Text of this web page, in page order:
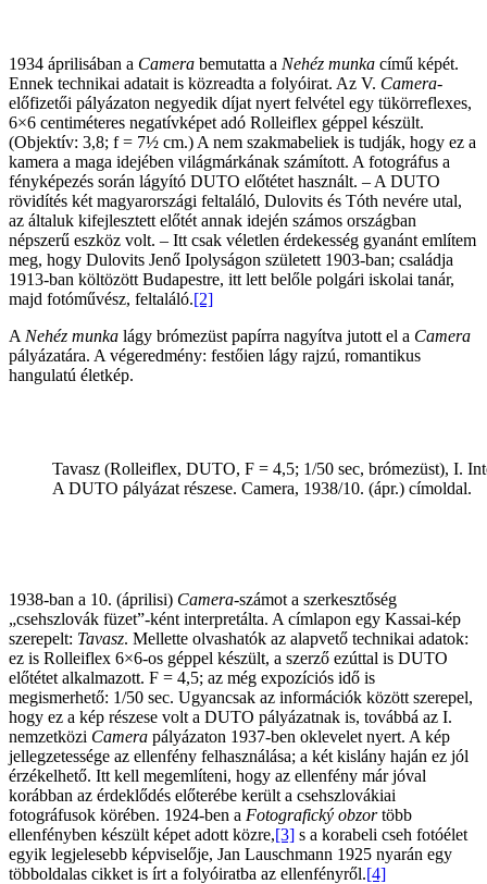
1934 áprilisában a Camera bemutatta a Nehéz munka című képét.
Ennek technikai adatait is közreadta a folyóirat. Az V. Camera-
előfizetői pályázaton negyedik díjat nyert felvétel egy tükörreflexes,
6×6 centiméteres negatívképet adó Rolleiflex géppel készült.
(Objektív: 3,8; f = 7½ cm.) A nem szakmabeliek is tudják, hogy ez a
kamera a maga idejében világmárkának számított. A fotográfus a
fényképezés során lágyító DUTO előtétet használt. – A DUTO
rövidítés két magyarországi feltaláló, Dulovits és Tóth nevére utal,
az általuk kifejlesztett előtét annak idején számos országban
népszerű eszköz volt. – Itt csak véletlen érdekesség gyanánt említem
meg, hogy Dulovits Jenő Ipolyságon született 1903-ban; családja
1913-ban költözött Budapestre, itt lett belőle polgári iskolai tanár,
majd fotóművész, feltaláló.[2]
A Nehéz munka lágy brómezüst papírra nagyítva jutott el a Camera
pályázatára. A végeredmény: festőien lágy rajzú, romantikus
hangulatú életkép.
Tavasz (Rolleiflex, DUTO, F = 4,5; 1/50 sec, brómezüst), I.
A DUTO pályázat részese. Camera, 1938/10. (ápr.) címoldal.
1938-ban a 10. (áprilisi) Camera-számot a szerkesztőség
„csehszlovák füzet”-ként interpretálta. A címlapon egy Kassai-kép
szerepelt: Tavasz. Mellette olvashatók az alapvető technikai adatok:
ez is Rolleiflex 6×6-os géppel készült, a szerző ezúttal is DUTO
előtétet alkalmazott. F = 4,5; az még expozíciós idő is
megismerhető: 1/50 sec. Ugyancsak az információk között szerepel,
hogy ez a kép részese volt a DUTO pályázatnak is, továbbá az I.
nemzetközi Camera pályázaton 1937-ben oklevelet nyert. A kép
jellegzetessége az ellenfény felhasználása; a két kislány haján ez jól
érzékelhető. Itt kell megemlíteni, hogy az ellenfény már jóval
korábban az érdeklődés előterébe került a csehszlovákiai
fotográfusok körében. 1924-ben a Fotografický obzortöbb
ellenfényben készült képet adott közre,[3] s a korabeli cseh fotóélet
egyik legjelesebb képviselője, Jan Lauschmann 1925 nyarán egy
többoldalas cikket is írt a folyóiratba az ellenfényről.[4]